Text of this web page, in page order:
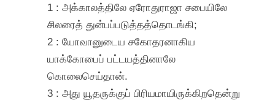
1 : அக்காலத்திலே ஏரோதுராஜா சபையிலே
சிலரைத் துன்பப்படுத்தத்தொடங்கி;
2 : யோவானுடைய சகோதரனாகிய
யாக்கோபைப் பட்டயத்தினாலே
கொலைசெய்தான்.
3 : அது யூதருக்குப் பிரியமாயிருக்கிறதென்று